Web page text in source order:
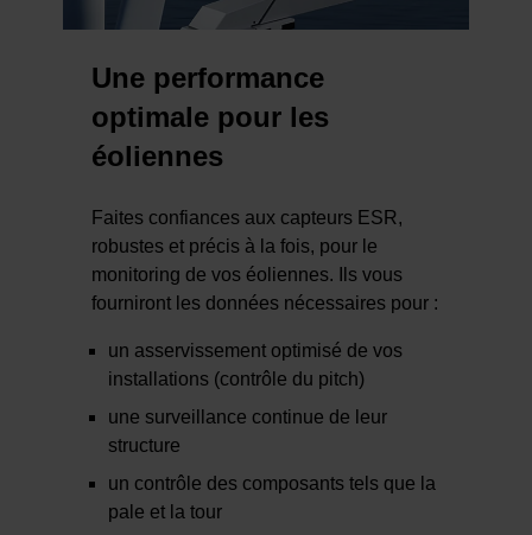
Une performance
optimale pour les
éoliennes
Faites confiances aux capteurs ESR,
robustes et précis à la fois, pour le
monitoring de vos éoliennes. Ils vous
fourniront les données nécessaires pour :
un asservissement optimisé de vos
installations (contrôle du pitch)
une surveillance continue de leur
structure
un contrôle des composants tels que la
pale et la tour